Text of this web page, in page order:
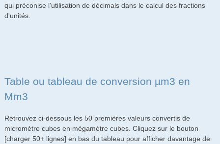
qui préconise l'utilisation de décimals dans le calcul des fractions
d'unités.
Table ou tableau de conversion µm3 en
Mm3
Retrouvez ci-dessous les 50 premières valeurs convertis de
micromètre cubes en mégamètre cubes. Cliquez sur le bouton
[charger 50+ lignes] en bas du tableau pour afficher davantage de